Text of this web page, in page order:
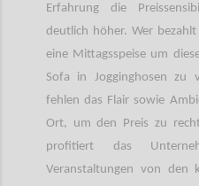
Erfahrung die
deutlich höher. Wer
eine Mittagsspeise um
Sofa in Jogginghosen zu
fehlen das Flair sowie
Ort, um den Preis zu
profitiert das
Veranstaltungen von den